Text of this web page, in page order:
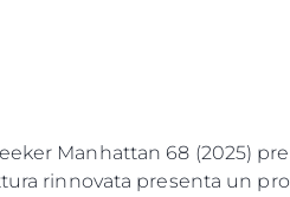
Manhattan 68 (2025)
rinnovata presenta un